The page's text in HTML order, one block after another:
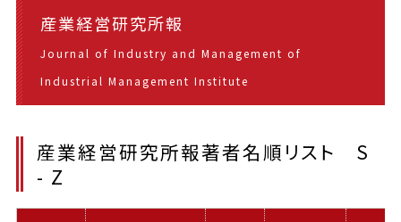
産業経営研究所報
Journal of Industry and Management of
Industrial Management Institute
産業経営研究所報著者名順リスト S
- Z